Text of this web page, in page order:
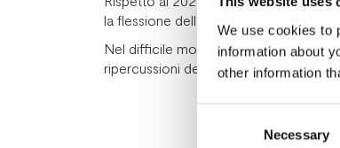
We use cookies to
information about
other information
Necessary
la flessione dell’ammontare medio
Nel difficile momento congiunturale,
ripercussioni delle tensioni